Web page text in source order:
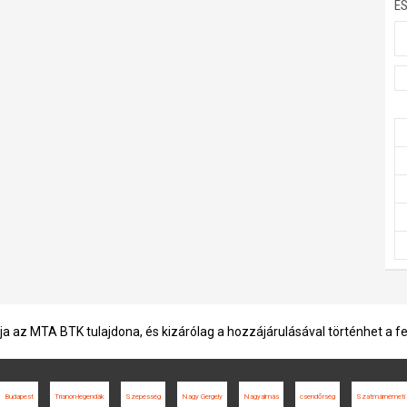
az MTA BTK tulajdona, és kizárólag a hozzájárulásával történhet a
Budapest Trianon-legendák Szepesség Nagy Gergely Nagyalmás csendőrség Szatmárnémeti